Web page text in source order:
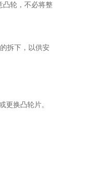
轮，不必将整
拆下，以供安
更换凸轮片。